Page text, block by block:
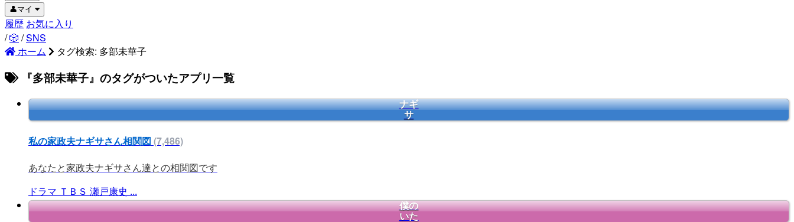
👤マイ
履歴 お気に入り
/🎲 /SNS
ホーム
タグ検索: 多部未華子
『多部未華子』のタグがついたアプリ一覧
ナギ
サ
私の家政夫ナギサさん相関図 (7,486)
あなたと家政夫ナギサさん達との相関図です
ドラマ ＴＢＳ 瀬戸康史 ...
僕の
いた